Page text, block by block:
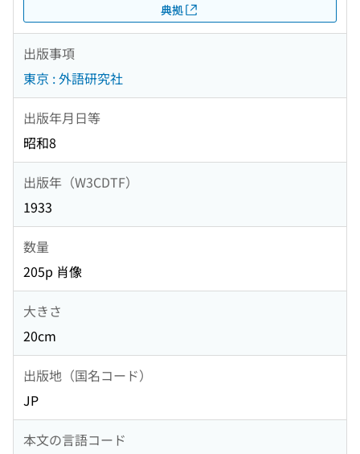
典拠
出版事項
東京 : 外語研究社
出版年月日等
昭和8
出版年（W3CDTF）
1933
数量
205p 肖像
大きさ
20cm
出版地（国名コード）
JP
本文の言語コード